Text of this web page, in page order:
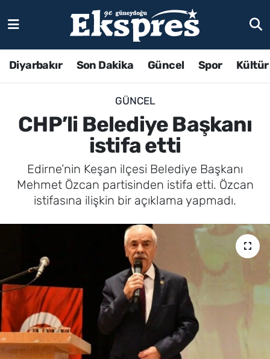
Diyarbakır Son Dakika Güncel Spor
GÜNCEL
CHP’li Belediye Başkanı
istifa etti
Edirne’nin Keşan ilçesi Belediye Başkanı
Mehmet Özcan partisinden istifa etti. Özcan
istifasına ilişkin bir açıklama yapmadı.